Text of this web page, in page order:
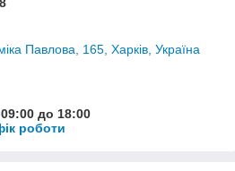
Павлова, 165, Харків, Україна
до 18:00
роботи